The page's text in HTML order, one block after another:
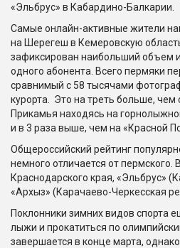
«Эльбрус» в Кабардино-Балкарии.
Самые онлайн-активные жители
на Шерегеш в Кемеровскую
зафиксирован наибольший объем
одного абонента. Всего пермяки
сравнимый с 58 тысячами
курорта. Это на треть больше, чем
Прикамья находясь на
и в 3 раза выше, чем на «Красной
Общероссийский рейтинг
немного отличается от пермского.
Краснодарского края, «Эльбрус»
«Архыз» (Карачаево-Черкесская
Поклонники зимних видов спорта
лыжи и прокатиться по
завершается в конце марта, однако